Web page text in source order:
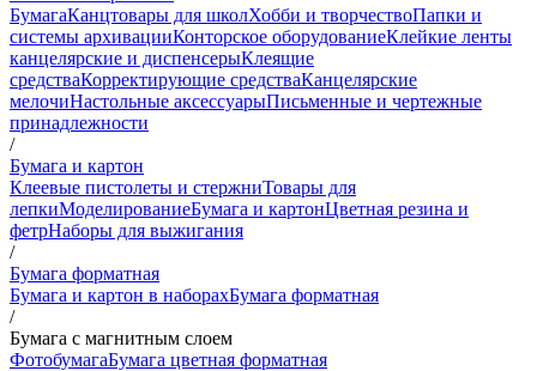
БумагаКанцтовары для школХобби и творчествоПапки и
системы архивацииКонторское оборудованиеКлейкие ленты
канцелярские и диспенсерыКлеящие
средстваКорректирующие средстваКанцелярские
мелочиНастольные аксессуарыПисьменные и чертежные
принадлежности
/
Бумага и картон
Клеевые пистолеты и стержниТовары для
лепкиМоделированиеБумага и картонЦветная резина и
фетрНаборы для выжигания
/
Бумага форматная
Бумага и картон в наборахБумага форматная
/
Бумага с магнитным слоем
ФотобумагаБумага цветная форматная